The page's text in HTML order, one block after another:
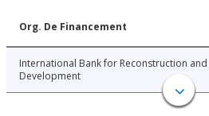
Org. De Financement
International Bank for Reconstruction and
Development